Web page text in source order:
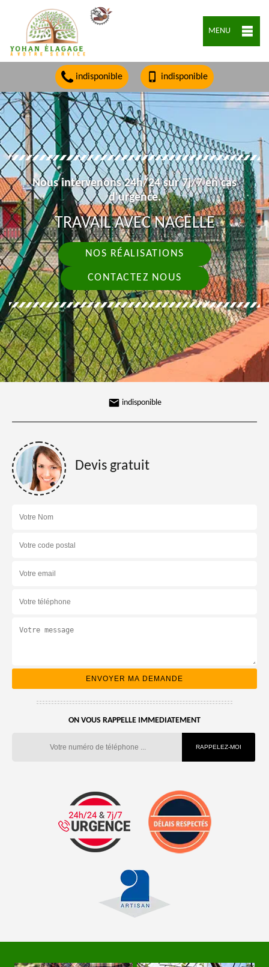
MENU
indisponible indisponible
Nous intervenons 24h/24 sur 7j/7 en cas
d'urgence.
TRAVAIL AVEC NACELLE
NOS RÉALISATIONS
CONTACTEZ NOUS
indisponible
Devis gratuit
ON VOUS RAPPELLE IMMEDIATEMENT